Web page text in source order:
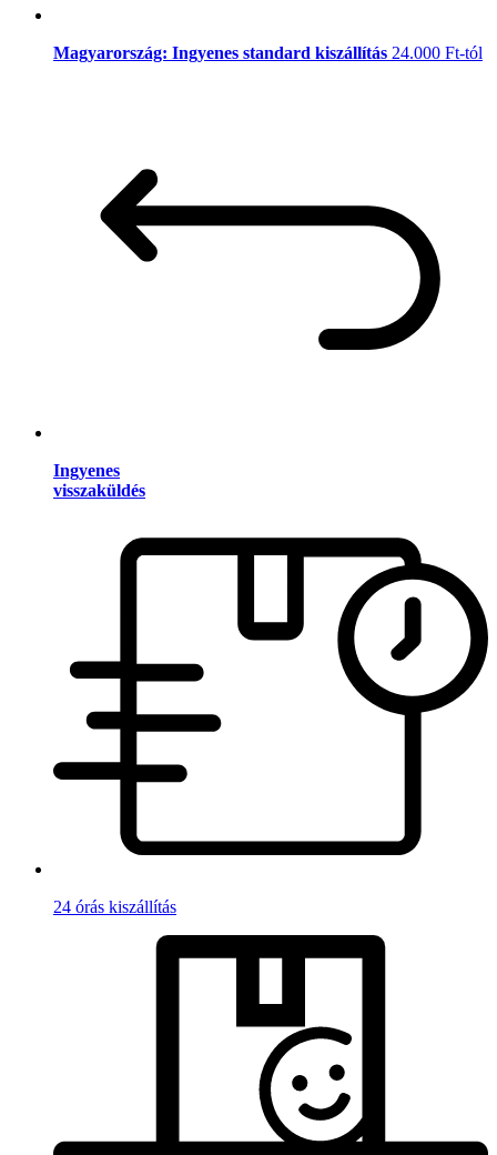
Magyarország: Ingyenes standard kiszállítás 24.000 Ft-tól
Ingyenes
visszaküldés
24 órás kiszállítás